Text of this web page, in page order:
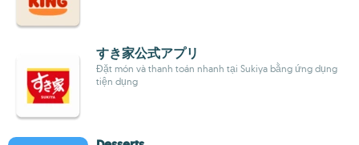
すき家公式アプリ
Đặt món và thanh toán nhanh tại Sukiya bằng ứng dụng
tiện dụng